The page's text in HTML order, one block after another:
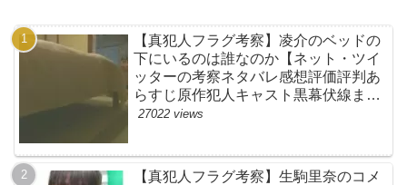
【真犯人フラグ考察】凌介のベッドの
下にいるのは誰なのか【ネット・ツイ
ッターの考察ネタバレ感想評価評判あ
らすじ原作犯人キャスト黒幕伏線まと
め】
27022 views
【真犯人フラグ考察】生駒里奈のコメ